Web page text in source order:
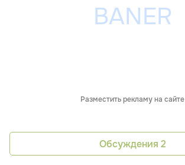
Разместить рекламу на сайте
Обсуждения 2